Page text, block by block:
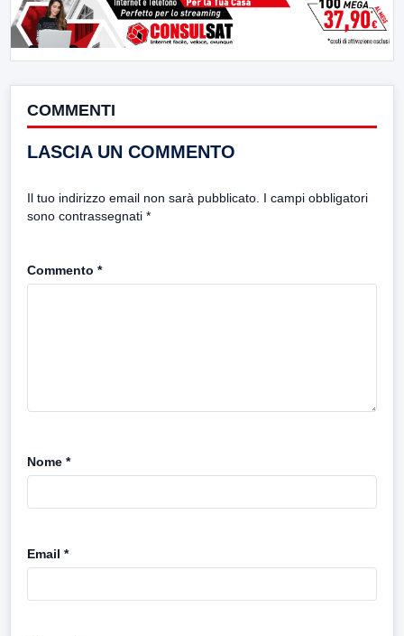
COMMENTI
LASCIA UN COMMENTO
Il tuo indirizzo email non sarà pubblicato. I campi obbligatori
sono contrassegnati *
Commento *
Nome *
Email *